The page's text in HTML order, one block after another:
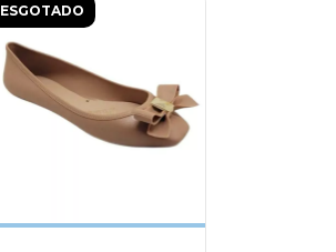
ESGOTADO